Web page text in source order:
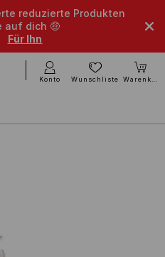
reduzierte Produkten
auf dich 🤑
Für Ihn
Konto Wunschliste Warenkorb